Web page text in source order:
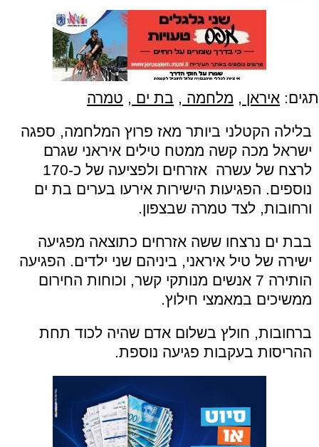
תגים: איראן , מלחמה , בת ים , טמרה
בלילה הקטלני ביותר מאז פרוץ המלחמה, ספגה
ישראל מכה קשה ממטח טילים איראני שגרם
לרצח של עשרה אזרחים ולפציעה של כ-170
נוספים. הפגיעות הישירות אירעו בערים בת ים
ורחובות, לצד טמרה שבצפון.
בבת ים נרצחו ששה אזרחים כתוצאה מפגיעה
ישירה של טיל איראני, ביניהם שני ילדים. הפגיעה
הותירה 7 אנשים מנותקי קשר, וכוחות החירום
ממשיכים במאמצי חילוץ.
ברחובות, חולץ בשלום אדם שהיה לכוד תחת
ההריסות בעקבות פגיעה נוספת.